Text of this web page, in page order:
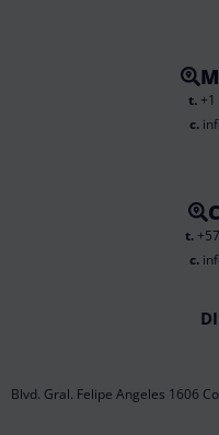
t.
c.
t.
c.
Blvd. Gral. Felipe Angeles 1606